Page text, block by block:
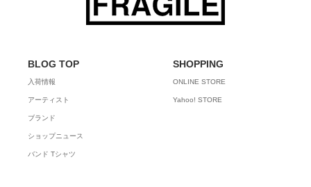
BLOG TOP
入荷情報
アーティスト
ブランド
ショップニュース
バンド Tシャツ
SHOPPING
ONLINE STORE
Yahoo! STORE